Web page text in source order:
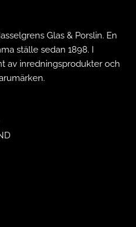
Glas & Porslin. En
ställe sedan 1898. I
av inredningsprodukter och